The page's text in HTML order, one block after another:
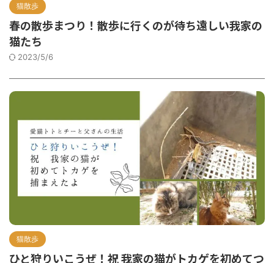
猫散歩
春の散歩まつり！散歩に行くのが待ち遠しい我家の
猫たち
2023/5/6
猫散歩
ひと狩りいこうぜ！祝 我家の猫がトカゲを初めてつ